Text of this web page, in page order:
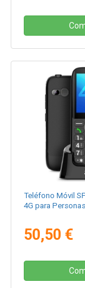
Teléfono Móvil
4G para
50,50 €